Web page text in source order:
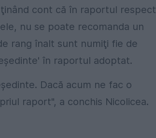
cont că în raportul
nu se poate recomanda un
rang înalt sunt numiţi fie de
în raportul adoptat.
Dacă acum ne fac o
raport", a conchis